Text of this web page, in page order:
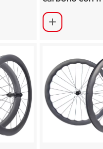
disco y buje
para bicicleta
carretera